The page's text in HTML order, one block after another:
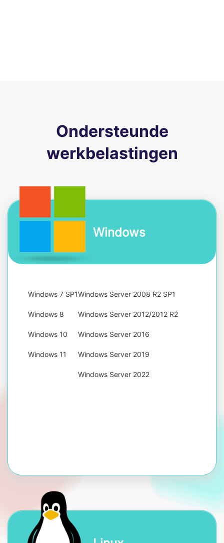
Ondersteunde
werkbelastingen
Windows
Windows 7 SP1
Windows 8
Windows 10
Windows 11
Windows Server 2008 R2 SP1
Windows Server 2012/2012 R2
Windows Server 2016
Windows Server 2019
Windows Server 2022